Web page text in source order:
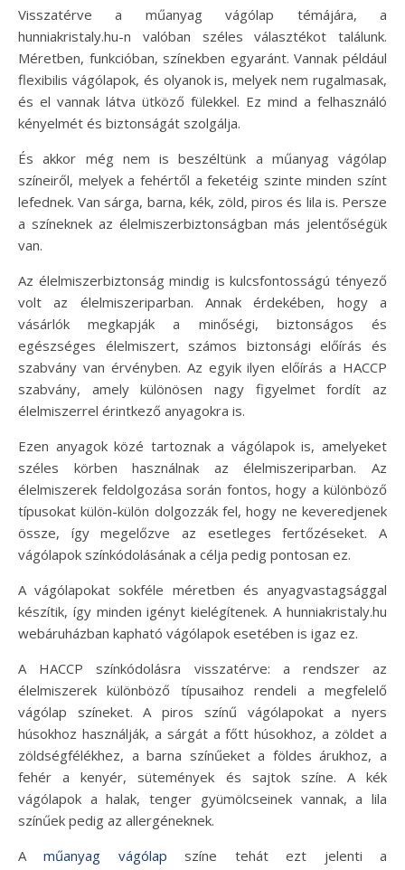
Visszatérve a műanyag vágólap témájára, a
hunniakristaly.hu-n valóban széles választékot találunk.
Méretben, funkcióban, színekben egyaránt. Vannak például
flexibilis vágólapok, és olyanok is, melyek nem rugalmasak,
és el vannak látva ütköző fülekkel. Ez mind a felhasználó
kényelmét és biztonságát szolgálja.
És akkor még nem is beszéltünk a műanyag vágólap
színeiről, melyek a fehértől a feketéig szinte minden színt
lefednek. Van sárga, barna, kék, zöld, piros és lila is. Persze
a színeknek az élelmiszerbiztonságban más jelentőségük
van.
Az élelmiszerbiztonság mindig is kulcsfontosságú tényező
volt az élelmiszeriparban. Annak érdekében, hogy a
vásárlók megkapják a minőségi, biztonságos és
egészséges élelmiszert, számos biztonsági előírás és
szabvány van érvényben. Az egyik ilyen előírás a HACCP
szabvány, amely különösen nagy figyelmet fordít az
élelmiszerrel érintkező anyagokra is.
Ezen anyagok közé tartoznak a vágólapok is, amelyeket
széles körben használnak az élelmiszeriparban. Az
élelmiszerek feldolgozása során fontos, hogy a különböző
típusokat külön-külön dolgozzák fel, hogy ne keveredjenek
össze, így megelőzve az esetleges fertőzéseket. A
vágólapok színkódolásának a célja pedig pontosan ez.
A vágólapokat sokféle méretben és anyagvastagsággal
készítik, így minden igényt kielégítenek. A hunniakristaly.hu
webáruházban kapható vágólapok esetében is igaz ez.
A HACCP színkódolásra visszatérve: a rendszer az
élelmiszerek különböző típusaihoz rendeli a megfelelő
vágólap színeket. A piros színű vágólapokat a nyers
húsokhoz használják, a sárgát a főtt húsokhoz, a zöldet a
zöldségfélékhez, a barna színűeket a földes árukhoz, a
fehér a kenyér, sütemények és sajtok színe. A kék
vágólapok a halak, tenger gyümölcseinek vannak, a lila
színűek pedig az allergéneknek.
Aműanyag vágólap színe tehát ezt jelenti a